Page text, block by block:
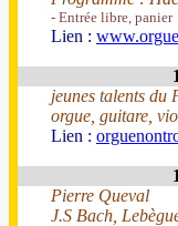
- Entrée libre, panier
Lien :
jeunes talents du
orgue, guitare,
Lien :
Pierre Queval
J.S Bach,